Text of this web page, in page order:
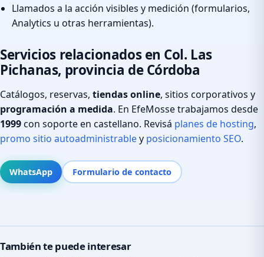
Llamados a la acción visibles y medición (formularios,
Analytics u otras herramientas).
Servicios relacionados en Col. Las
Pichanas, provincia de Córdoba
Catálogos, reservas, tiendas online, sitios corporativos y
programación a medida. En EfeMosse trabajamos desde
1999con soporte en castellano. Revisá planes de hosting,
promo sitio autoadministrabley posicionamiento SEO.
WhatsApp Formulario de contacto
También te puede interesar